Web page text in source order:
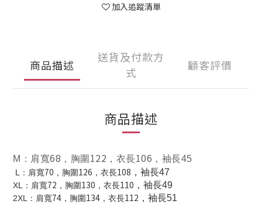
加入追蹤清單
商品描述
送貨及付款方
式
顧客評價
商品描述
M ：肩寬68 ，胸圍 122 ，衣長106 ，袖長45
L ：肩寬70 ，胸圍126 ，衣長108 ，袖長47
XL ：肩寬72 ，胸圍130 ，衣長110 ，袖長49
2XL ：肩寬74 ，胸圍134 ，衣長112 ，袖長51